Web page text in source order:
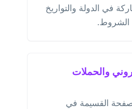
في الدولة والتواريخ
الشروط.
والحملات
القسيمة في